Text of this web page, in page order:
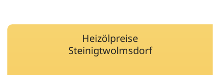
Heizölpreise
Steinigtwolmsdorf